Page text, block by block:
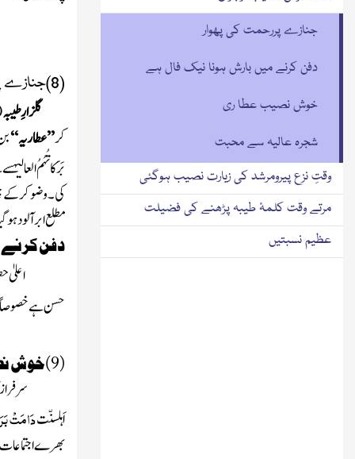
(8)جنازے پررحمت کی پھوار
گلزارِطیبہ
کر’’عطاریہ‘‘
بَرَکاتُہُمُ العالیہ
کی۔وضو کرکے
مطلع ابر آلود
دفن کرنے
حسن ہے
(9)خوش نصیب عطّا ری
اَہلسنّتدَامَتْ
بھرے
جنازے پررحمت کی پھوار
دفن کرنے میں بارش ہونا نیک فال ہے
خوش نصیب عطا ری
شجرہ عالیہ سے محبت
وقتِ نزع پیرومرشد کی زیارت نصیب ہوگئی
مرتے وقت کلمۂ طیبہ پڑھنے کی فضیلت
عظیم نسبتیں